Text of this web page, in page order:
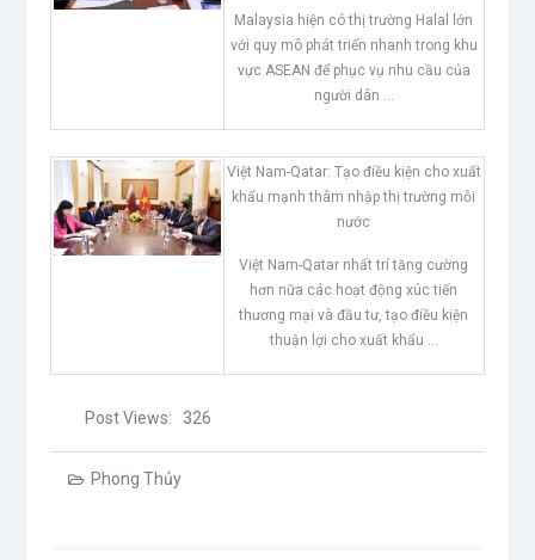
Malaysia hiện có thị trường Halal lớn
với quy mô phát triển nhanh trong khu
vực ASEAN để phục vụ nhu cầu của
người dân …
Việt Nam-Qatar: Tạo điều kiện cho xuất
khẩu mạnh thâm nhập thị trường mỗi
nước
Việt Nam-Qatar nhất trí tăng cường
hơn nữa các hoạt động xúc tiến
thương mại và đầu tư, tạo điều kiện
thuận lợi cho xuất khẩu …
Post Views: 326
Phong Thủy